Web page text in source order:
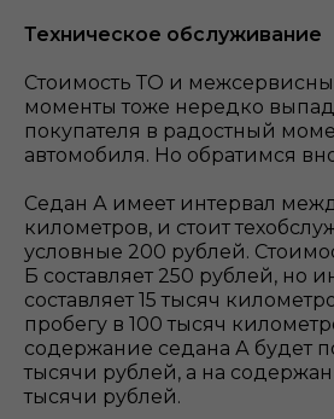
Техническое обслуживание
Стоимость ТО и
моменты тоже нередко
покупателя в радостный
автомобиля. Но обратимся
Седан А имеет интервал
километров, и стоит
условные 200 рублей.
Б составляет 250 рублей, но
составляет 15 тысяч
пробегу в 100 тысяч
содержание седана А будет
тысячи рублей, а на
тысячи рублей.